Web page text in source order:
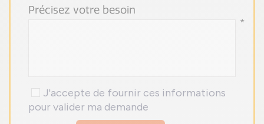
Précisez votre besoin
*
J'accepte de fournir ces informations
pour valider ma demande